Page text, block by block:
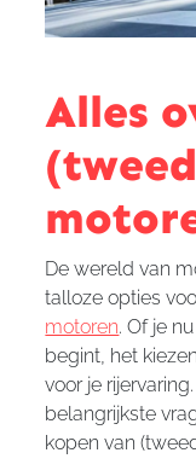
Alles
De wereld van
talloze opties
motoren. Of je
begint, het
voor je
belangrijkste
kopen van